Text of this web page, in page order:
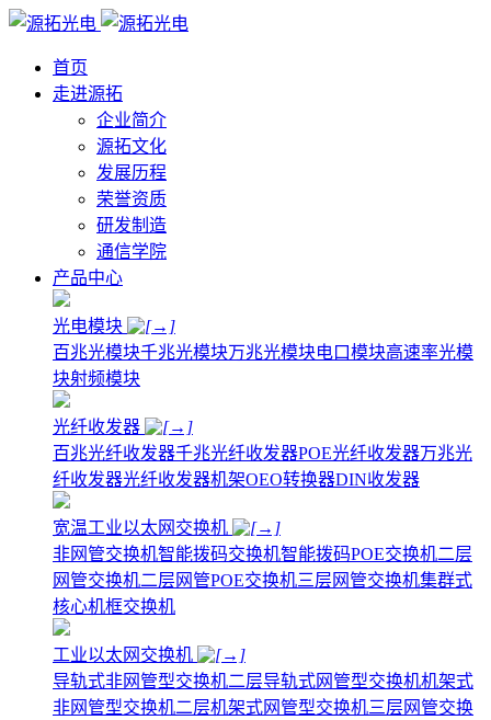
首页
走进源拓
企业简介
源拓文化
发展历程
荣誉资质
研发制造
通信学院
产品中心
光电模块
百兆光模块千兆光模块万兆光模块电口模块高速率光模
块射频模块
光纤收发器
百兆光纤收发器千兆光纤收发器POE光纤收发器万兆光
纤收发器光纤收发器机架OEO转换器DIN收发器
宽温工业以太网交换机
非网管交换机智能拨码交换机智能拨码POE交换机二层
网管交换机二层网管POE交换机三层网管交换机集群式
核心机框交换机
工业以太网交换机
导轨式非网管型交换机二层导轨式网管型交换机机架式
非网管型交换机二层机架式网管型交换机三层网管交换